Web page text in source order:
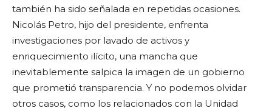
también ha sido señalada en repetidas ocasiones.
Nicolás Petro, hijo del presidente, enfrenta
investigaciones por lavado de activos y
enriquecimiento ilícito, una mancha que
inevitablemente salpica la imagen de un gobierno
que prometió transparencia. Y no podemos olvidar
otros casos, como los relacionados con la Unidad